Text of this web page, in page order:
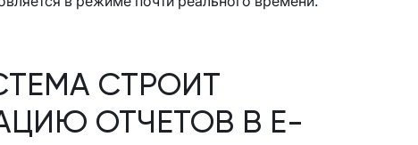
СТРОИТ
ОТЧЕТОВ В E-